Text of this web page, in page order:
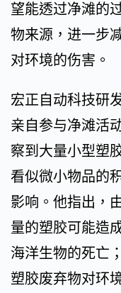
望能透过净滩的
物来源，进一步
对环境的伤害。
宏正自动科技研
亲自参与净滩活
察到大量小型塑
看似微小物品的
影响。他指出，
量的塑胶可能造
海洋生物的死亡
塑胶废弃物对环